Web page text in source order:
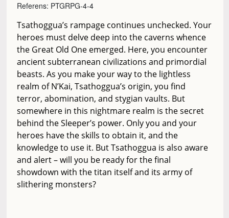
Referens: PTGRPG-4-4
Tsathoggua’s rampage continues unchecked. Your
heroes must delve deep into the caverns whence
the Great Old One emerged. Here, you encounter
ancient subterranean civilizations and primordial
beasts. As you make your way to the lightless
realm of N’Kai, Tsathoggua’s origin, you find
terror, abomination, and stygian vaults. But
somewhere in this nightmare realm is the secret
behind the Sleeper’s power. Only you and your
heroes have the skills to obtain it, and the
knowledge to use it. But Tsathoggua is also aware
and alert – will you be ready for the final
showdown with the titan itself and its army of
slithering monsters?